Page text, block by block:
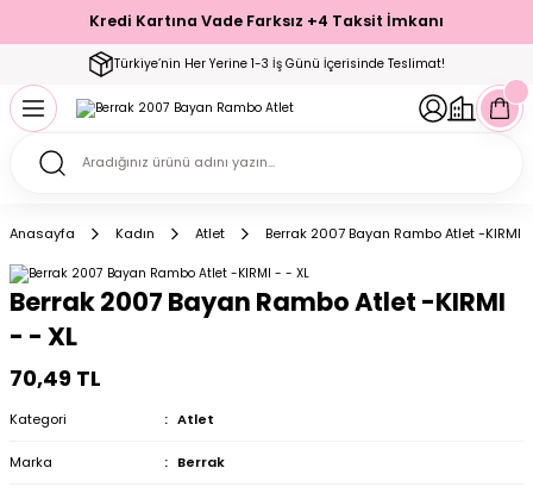
Kredi Kartına Vade Farksız +4 Taksit İmkanı
Türkiye’nin Her Yerine 1-3 İş Günü İçerisinde Teslimat!
Geri Dön
Geri Dön
Geri Dön
Geri Dön
Setler
Geri Dön
Geri Dön
Geri Dön
Çorap
Geri Dön
Geri Dön
Anasayfa Kadın Atlet Berrak 2007 Bayan Rambo Atlet -KIRMI
Berrak 2007 Bayan Rambo Atlet -KIRMI
- - XL
70,49 TL
Kategori Atlet
Marka Berrak